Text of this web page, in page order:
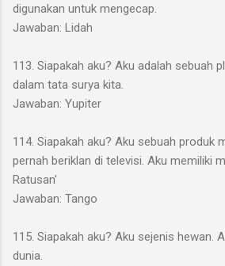
digunakan untuk mengecap.
Jawaban: Lidah
113. Siapakah aku? Aku adalah sebuah
dalam tata surya kita.
Jawaban: Yupiter
114. Siapakah aku? Aku sebuah produk
pernah beriklan di televisi. Aku memiliki
Ratusan'
Jawaban: Tango
115. Siapakah aku? Aku sejenis hewan.
dunia.